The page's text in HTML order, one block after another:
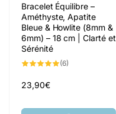
Bracelet Équilibre –
Améthyste, Apatite
Bleue & Howlite (8mm &
6mm) – 18 cm | Clarté et
Sérénité
(6)
Prix
23,90€